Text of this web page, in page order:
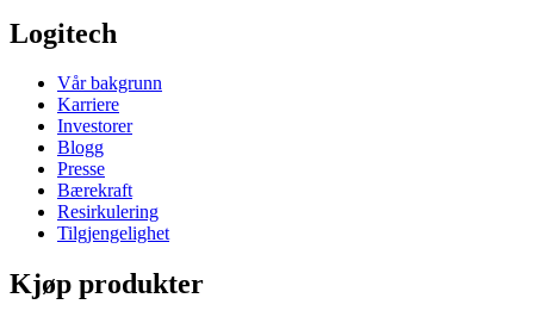
Logitech
Vår bakgrunn
Karriere
Investorer
Blogg
Presse
Bærekraft
Resirkulering
Tilgjengelighet
Kjøp produkter